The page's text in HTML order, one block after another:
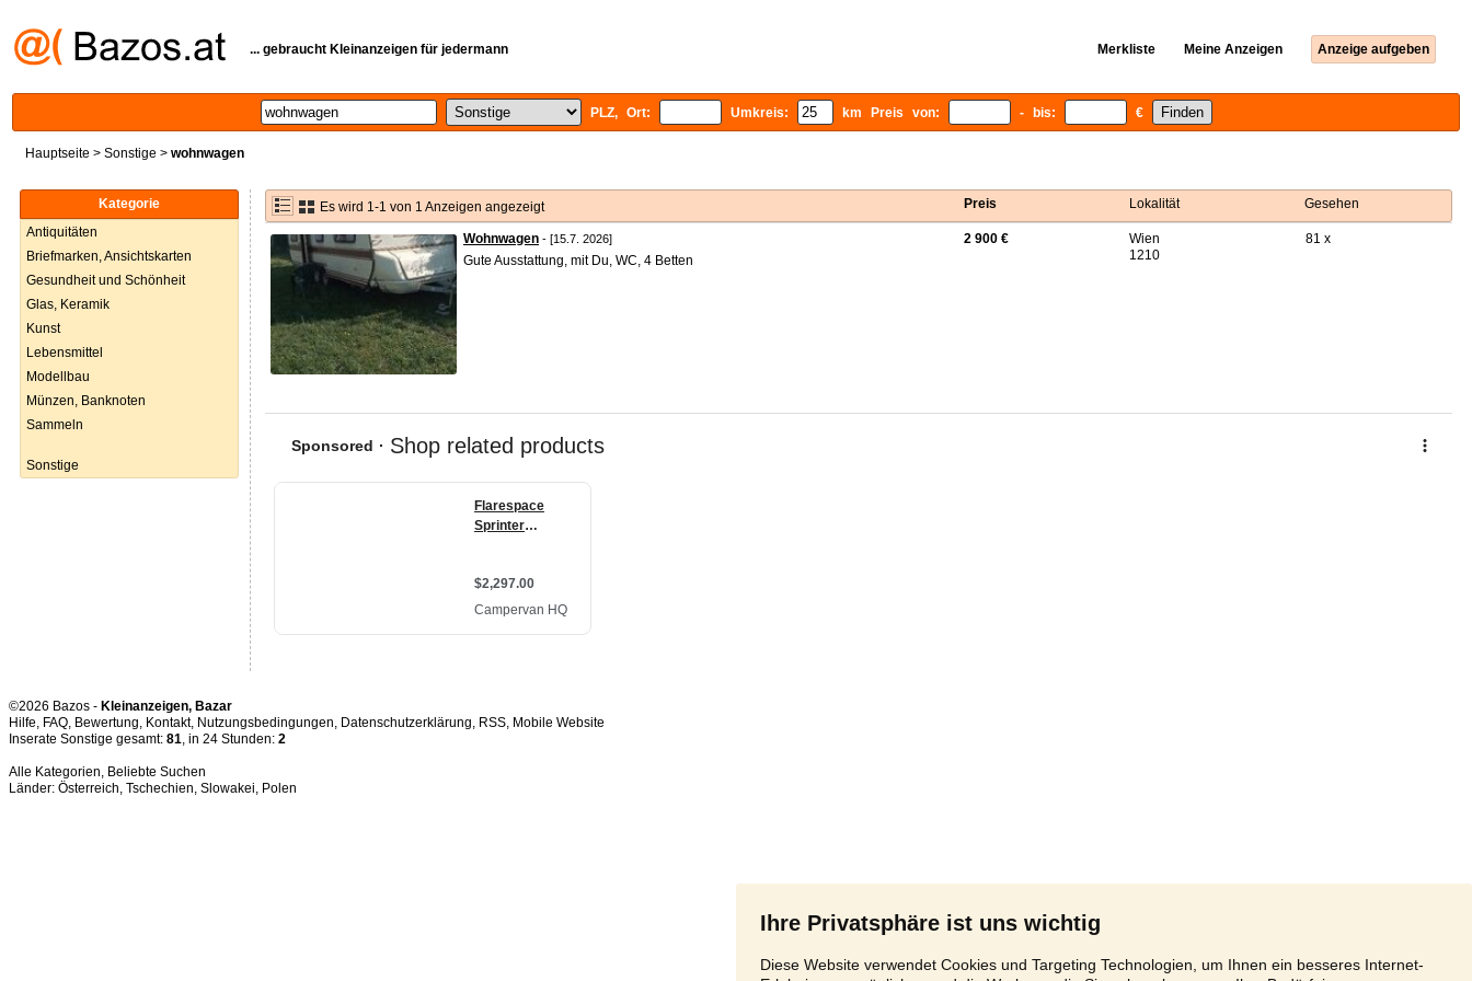
Ihre Privatsphäre ist uns wichtig
Diese Website verwendet Cookies und Targeting Technologien, um Ihnen ein besseres Internet-
... gebraucht Kleinanzeigen für jedermann Merkliste Meine Anzeigen Anzeige aufgeben
PLZ, Ort: Umkreis: km Preis von: - bis: €
Hauptseite > Sonstige > wohnwagen
Kategorie
Antiquitäten
Briefmarken, Ansichtskarten
Gesundheit und Schönheit
Glas, Keramik
Kunst
Lebensmittel
Modellbau
Münzen, Banknoten
Sammeln
Sonstige
Es wird 1-1 von 1 Anzeigen angezeigt Preis Lokalität Gesehen
Wohnwagen - [15.7. 2026]
Gute Ausstattung, mit Du, WC, 4 Betten
2 900 €
Wien
1210
81 x
©2026 Bazos - Kleinanzeigen, Bazar
Hilfe, FAQ, Bewertung, Kontakt, Nutzungsbedingungen, Datenschutzerklärung, RSS,
Inserate Sonstige gesamt: 81, in 24 Stunden: 2
Alle Kategorien, Beliebte Suchen
Länder: Österreich, Tschechien, Slowakei, Polen